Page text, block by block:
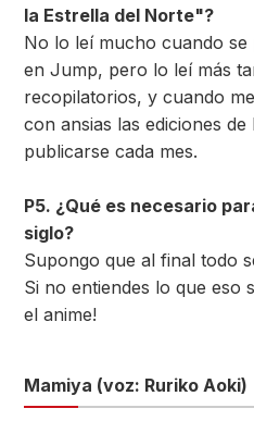
la Estrella del Norte"?
No lo leí mucho cuando
en Jump, pero lo leí más
recopilatorios, y cuando
con ansias las ediciones
publicarse cada mes.
P5. ¿Qué es necesario
siglo?
Supongo que al final todo
Si no entiendes lo que eso
el anime!
Mamiya (voz: Ruriko Aoki)